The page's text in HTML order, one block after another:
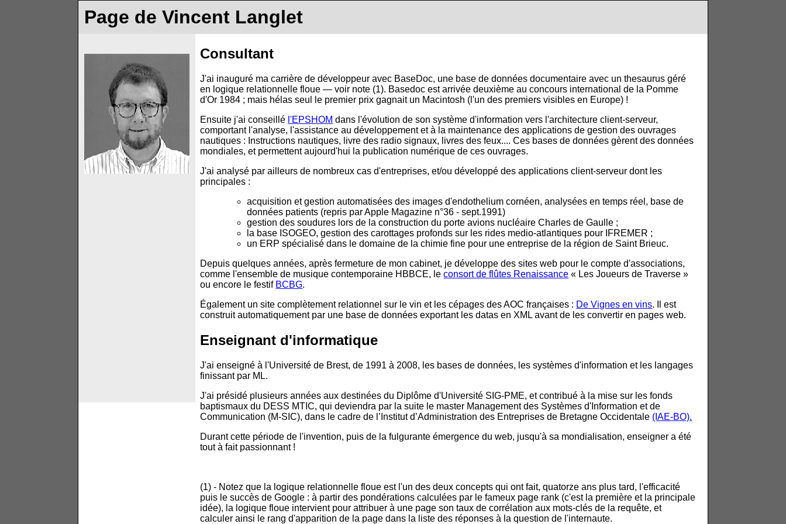
Page de Vincent Langlet
Consultant
J'ai inauguré ma carrière de développeur avec BaseDoc, une base de données documentaire avec un thesaurus géré
en logique relationnelle floue — voir note (1). Basedoc est arrivée deuxième au concours international de la Pomme
d'Or 1984 ; mais hélas seul le premier prix gagnait un Macintosh (l'un des premiers visibles en Europe) !
Ensuite j'ai conseillé l'EPSHOM dans l'évolution de son système d'information vers l'architecture client-serveur,
comportant l'analyse, l'assistance au développement et à la maintenance des applications de gestion des ouvrages
nautiques : Instructions nautiques, livre des radio signaux, livres des feux.... Ces bases de données gèrent des données
mondiales, et permettent aujourd'hui la publication numérique de ces ouvrages.
J'ai analysé par ailleurs de nombreux cas d'entreprises, et/ou développé des applications client-serveur dont les
principales :
acquisition et gestion automatisées des images d'endothelium cornéen, analysées en temps réel, base de
données patients (repris par Apple Magazine n°36 - sept.1991)
gestion des soudures lors de la construction du porte avions nucléaire Charles de Gaulle ;
la base ISOGEO, gestion des carottages profonds sur les rides medio-atlantiques pour IFREMER ;
un ERP spécialisé dans le domaine de la chimie fine pour une entreprise de la région de Saint Brieuc.
Depuis quelques années, après fermeture de mon cabinet, je développe des sites web pour le compte d'associations,
comme l'ensemble de musique contemporaine HBBCE, leconsort de flûtes Renaissance « Les Joueurs de Traverse »
ou encore le festif BCBG.
Également un site complètement relationnel sur le vin et les cépages des AOC françaises : De Vignes en vins. Il est
construit automatiquement par une base de données exportant les datas en XML avant de les convertir en pages web.
Enseignant d'informatique
J'ai enseigné à l'Université de Brest, de 1991 à 2008, les bases de données, les systèmes d'information et les langages
finissant par ML.
J'ai présidé plusieurs années aux destinées du Diplôme d'Université SIG-PME, et contribué à la mise sur les fonds
baptismaux du DESS MTIC, qui deviendra par la suite le master Management des Systèmes d'Information et de
Communication (M-SIC), dans le cadre de l’Institut d’Administration des Entreprises de Bretagne Occidentale (IAE-BO).
Durant cette période de l'invention, puis de la fulgurante émergence du web, jusqu'à sa mondialisation, enseigner a été
tout à fait passionnant !
(1) - Notez que la logique relationnelle floue est l'un des deux concepts qui ont fait, quatorze ans plus tard, l'efficacité
puis le succès de Google : à partir des pondérations calculées par le fameux page rank (c'est la première et la principale
idée), la logique floue intervient pour attribuer à une page son taux de corrélation aux mots-clés de la requête, et
calculer ainsi le rang d'apparition de la page dans la liste des réponses à la question de l'internaute.